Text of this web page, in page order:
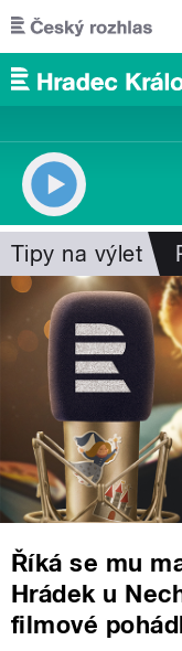
Přejít k hlavnímu
Tipy na výlet
Říká se mu
Hrádek u
filmové